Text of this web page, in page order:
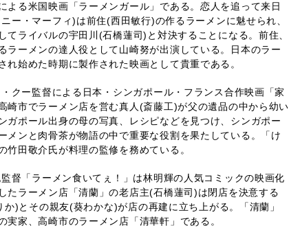
よる米国映画「ラーメンガール」である。恋人を追って来日
ー・マーフィ)は前住(西田敏行)の作るラーメンに魅せられ、
てライバルの宇田川(石橋蓮司)と対決することになる。前住、
ラーメンの達人役として山崎努が出演している。日本のラー
れ始めた時期に製作された映画として貴重である。
クー監督による日本・シンガポール・フランス合作映画「家
崎市でラーメン店を営む真人(斎藤工)が父の遺品の中から幼い
ガポール出身の母の写真、レシピなどを見つけ、シンガポー
メンと肉骨茶が物語の中で重要な役割を果たしている。「け
竹田敬介氏が料理の監修を務めている。
督「ラーメン食いてぇ！」は林明輝の人気コミックの映画化
たラーメン店「清蘭」の老店主(石橋蓮司)は閉店を決意する
)とその親友(葵わかな)が店の再建に立ち上がる。「清蘭」
実家、高崎市のラーメン店「清華軒」である。